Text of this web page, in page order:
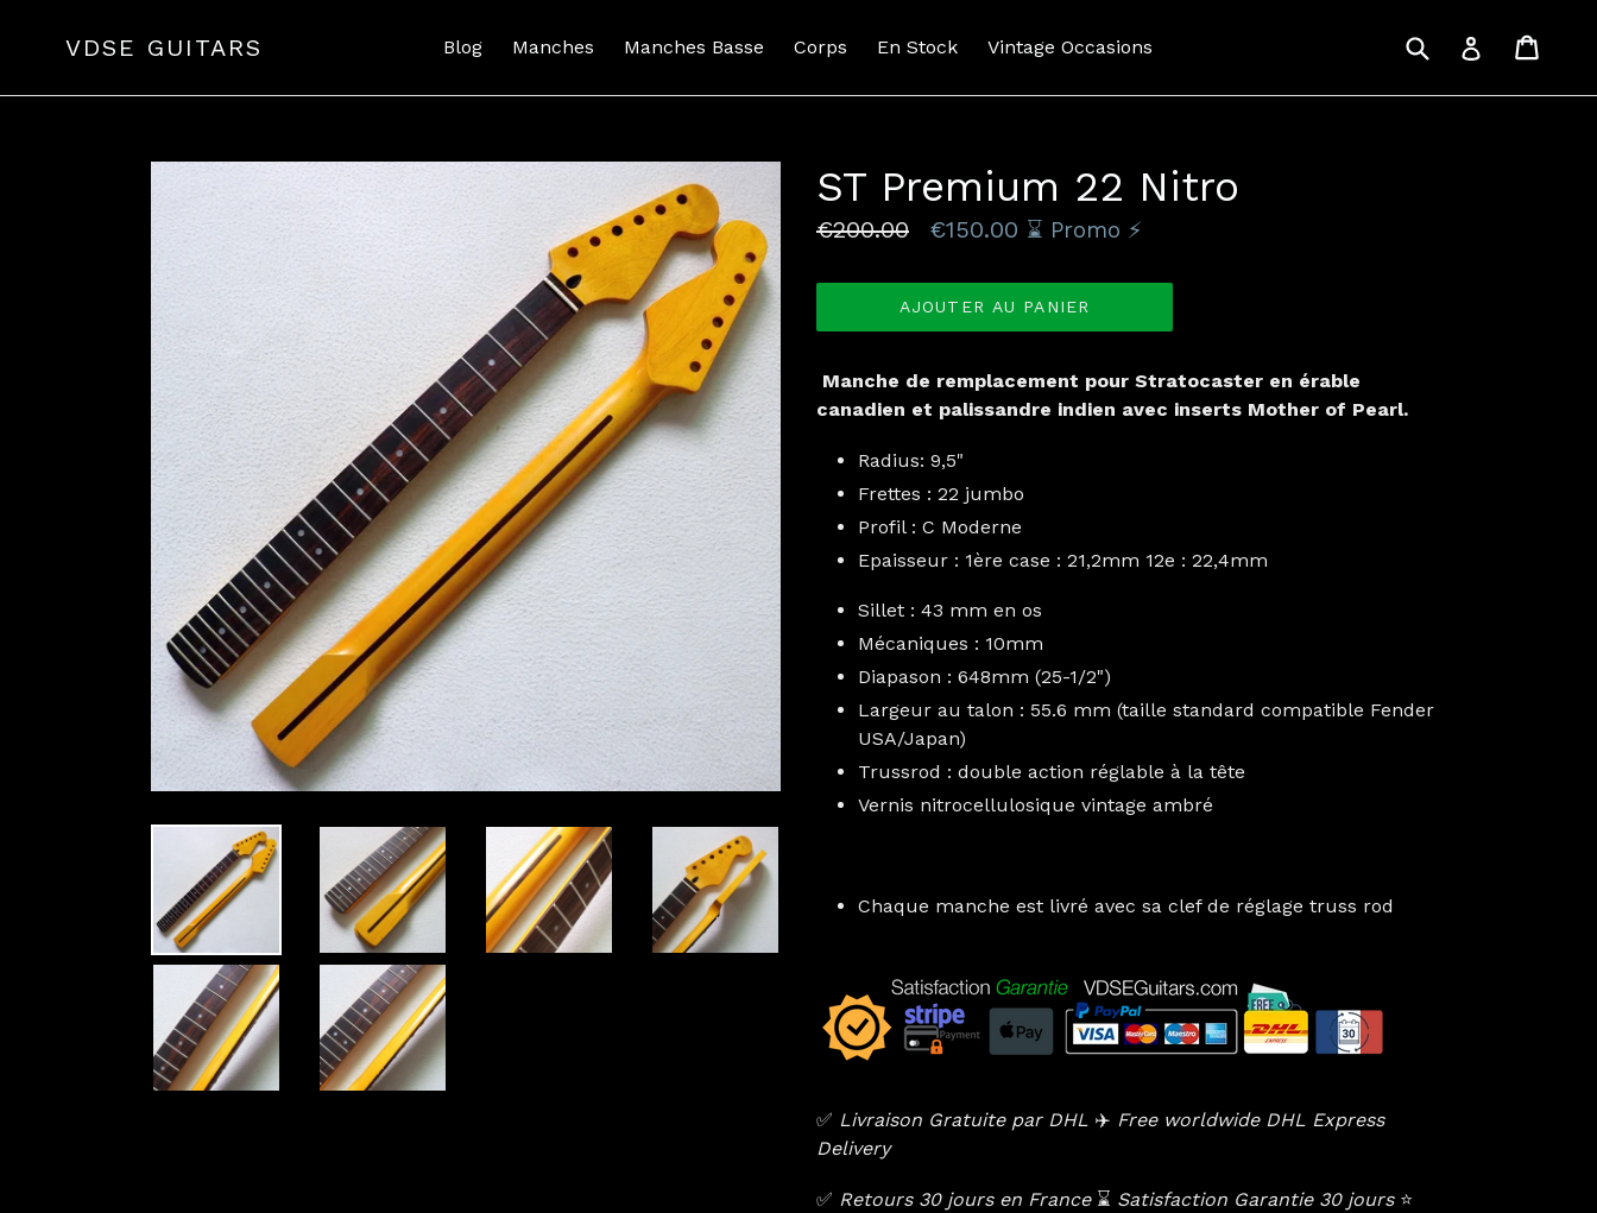
VDSE GUITARS Blog Manches Manches Basse Corps En Stock Vintage Occasions Recherche
Se
ST Premium 22 Nitro
Prix
€200.00 €150.00 ⌛️ Promo ⚡️
AJOUTER AU PANIER
Manche de remplacement pour Stratocaster en érable
canadien et palissandre indien avec inserts Mother of Pearl.
Radius: 9,5"
Frettes : 22 jumbo
Profil : C Moderne
Epaisseur : 1ère case : 21,2mm 12e : 22,4mm
Sillet : 43 mm en os
Mécaniques : 10mm
Diapason : 648mm (25-1/2")
Largeur au talon : 55.6 mm (taille standard compatible Fender
USA/Japan)
Trussrod : double action réglable à la tête
Vernis nitrocellulosique vintage ambré
Chaque manche est livré avec sa clef de réglage truss rod
✅ Livraison Gratuite par DHL ✈️ Free worldwide DHL Express
Delivery
✅ Retours 30 jours en France ⌛️ Satisfaction Garantie 30 jours ⭐️